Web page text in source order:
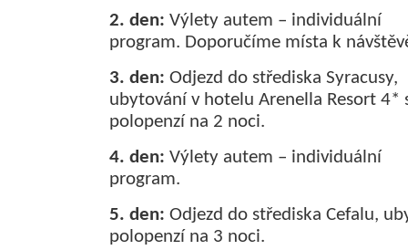
2. den: Výlety autem – individuální
program. Doporučíme místa k
3. den: Odjezd do střediska Syracusy,
ubytování v hotelu Arenella Resort 4*
polopenzí na 2 noci.
4. den: Výlety autem – individuální
program.
5. den: Odjezd do střediska Cefalu,
polopenzí na 3 noci.